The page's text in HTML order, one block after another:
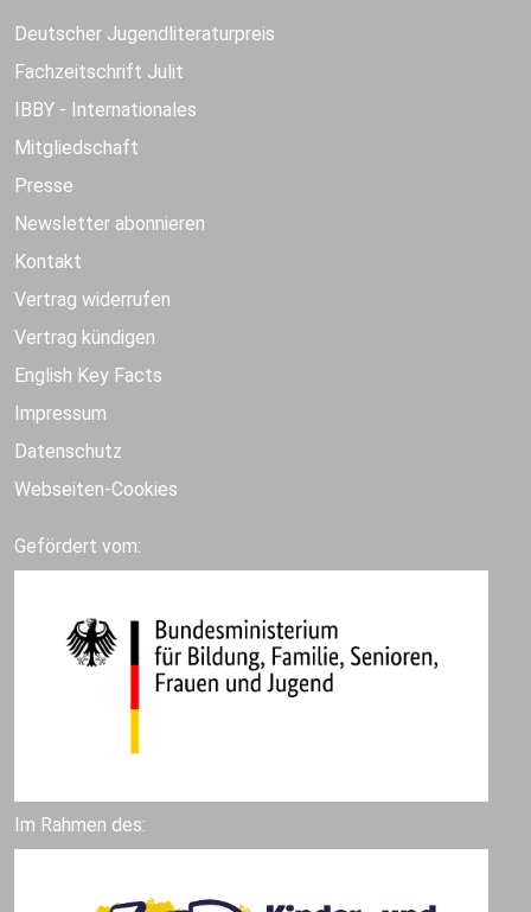
Deutscher Jugendliteraturpreis
Fachzeitschrift Julit
IBBY - Internationales
Mitgliedschaft
Presse
Newsletter abonnieren
Kontakt
Vertrag widerrufen
Vertrag kündigen
English Key Facts
Impressum
Datenschutz
Webseiten-Cookies
Gefördert vom:
Im Rahmen des: